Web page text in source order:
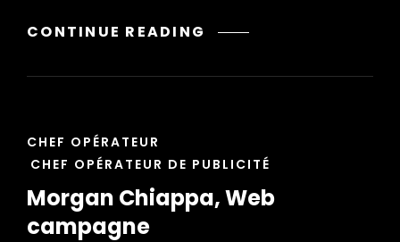
CONTINUE READING BLINX,
DE
CAT
LINKS
CHEF OPÉRATEUR
CHEF OPÉRATEUR DE PUBLICITÉ
Morgan Chiappa, Web
campagne